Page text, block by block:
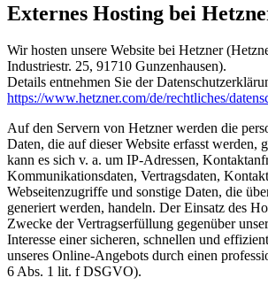
Externes Hosting bei
Wir hosten unsere Website bei Hetzner
Industriestr. 25, 91710 Gunzenhausen).
Details entnehmen Sie der
https://www.hetzner.com/de/rechtliches/
Auf den Servern von Hetzner werden die
Daten, die auf dieser Website erfasst werden,
kann es sich v. a. um IP-Adressen,
Kommunikationsdaten, Vertragsdaten,
Webseitenzugriffe und sonstige Daten, die
generiert werden, handeln. Der Einsatz des
Zwecke der Vertragserfüllung gegenüber
Interesse einer sicheren, schnellen und
unseres Online-Angebots durch einen
6 Abs. 1 lit. f DSGVO).